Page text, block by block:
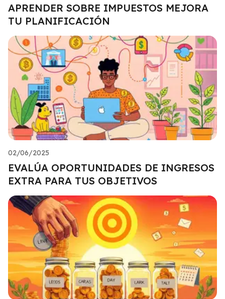
APRENDER SOBRE IMPUESTOS MEJORA
TU PLANIFICACIÓN
02/06/2025
EVALÚA OPORTUNIDADES DE INGRESOS
EXTRA PARA TUS OBJETIVOS